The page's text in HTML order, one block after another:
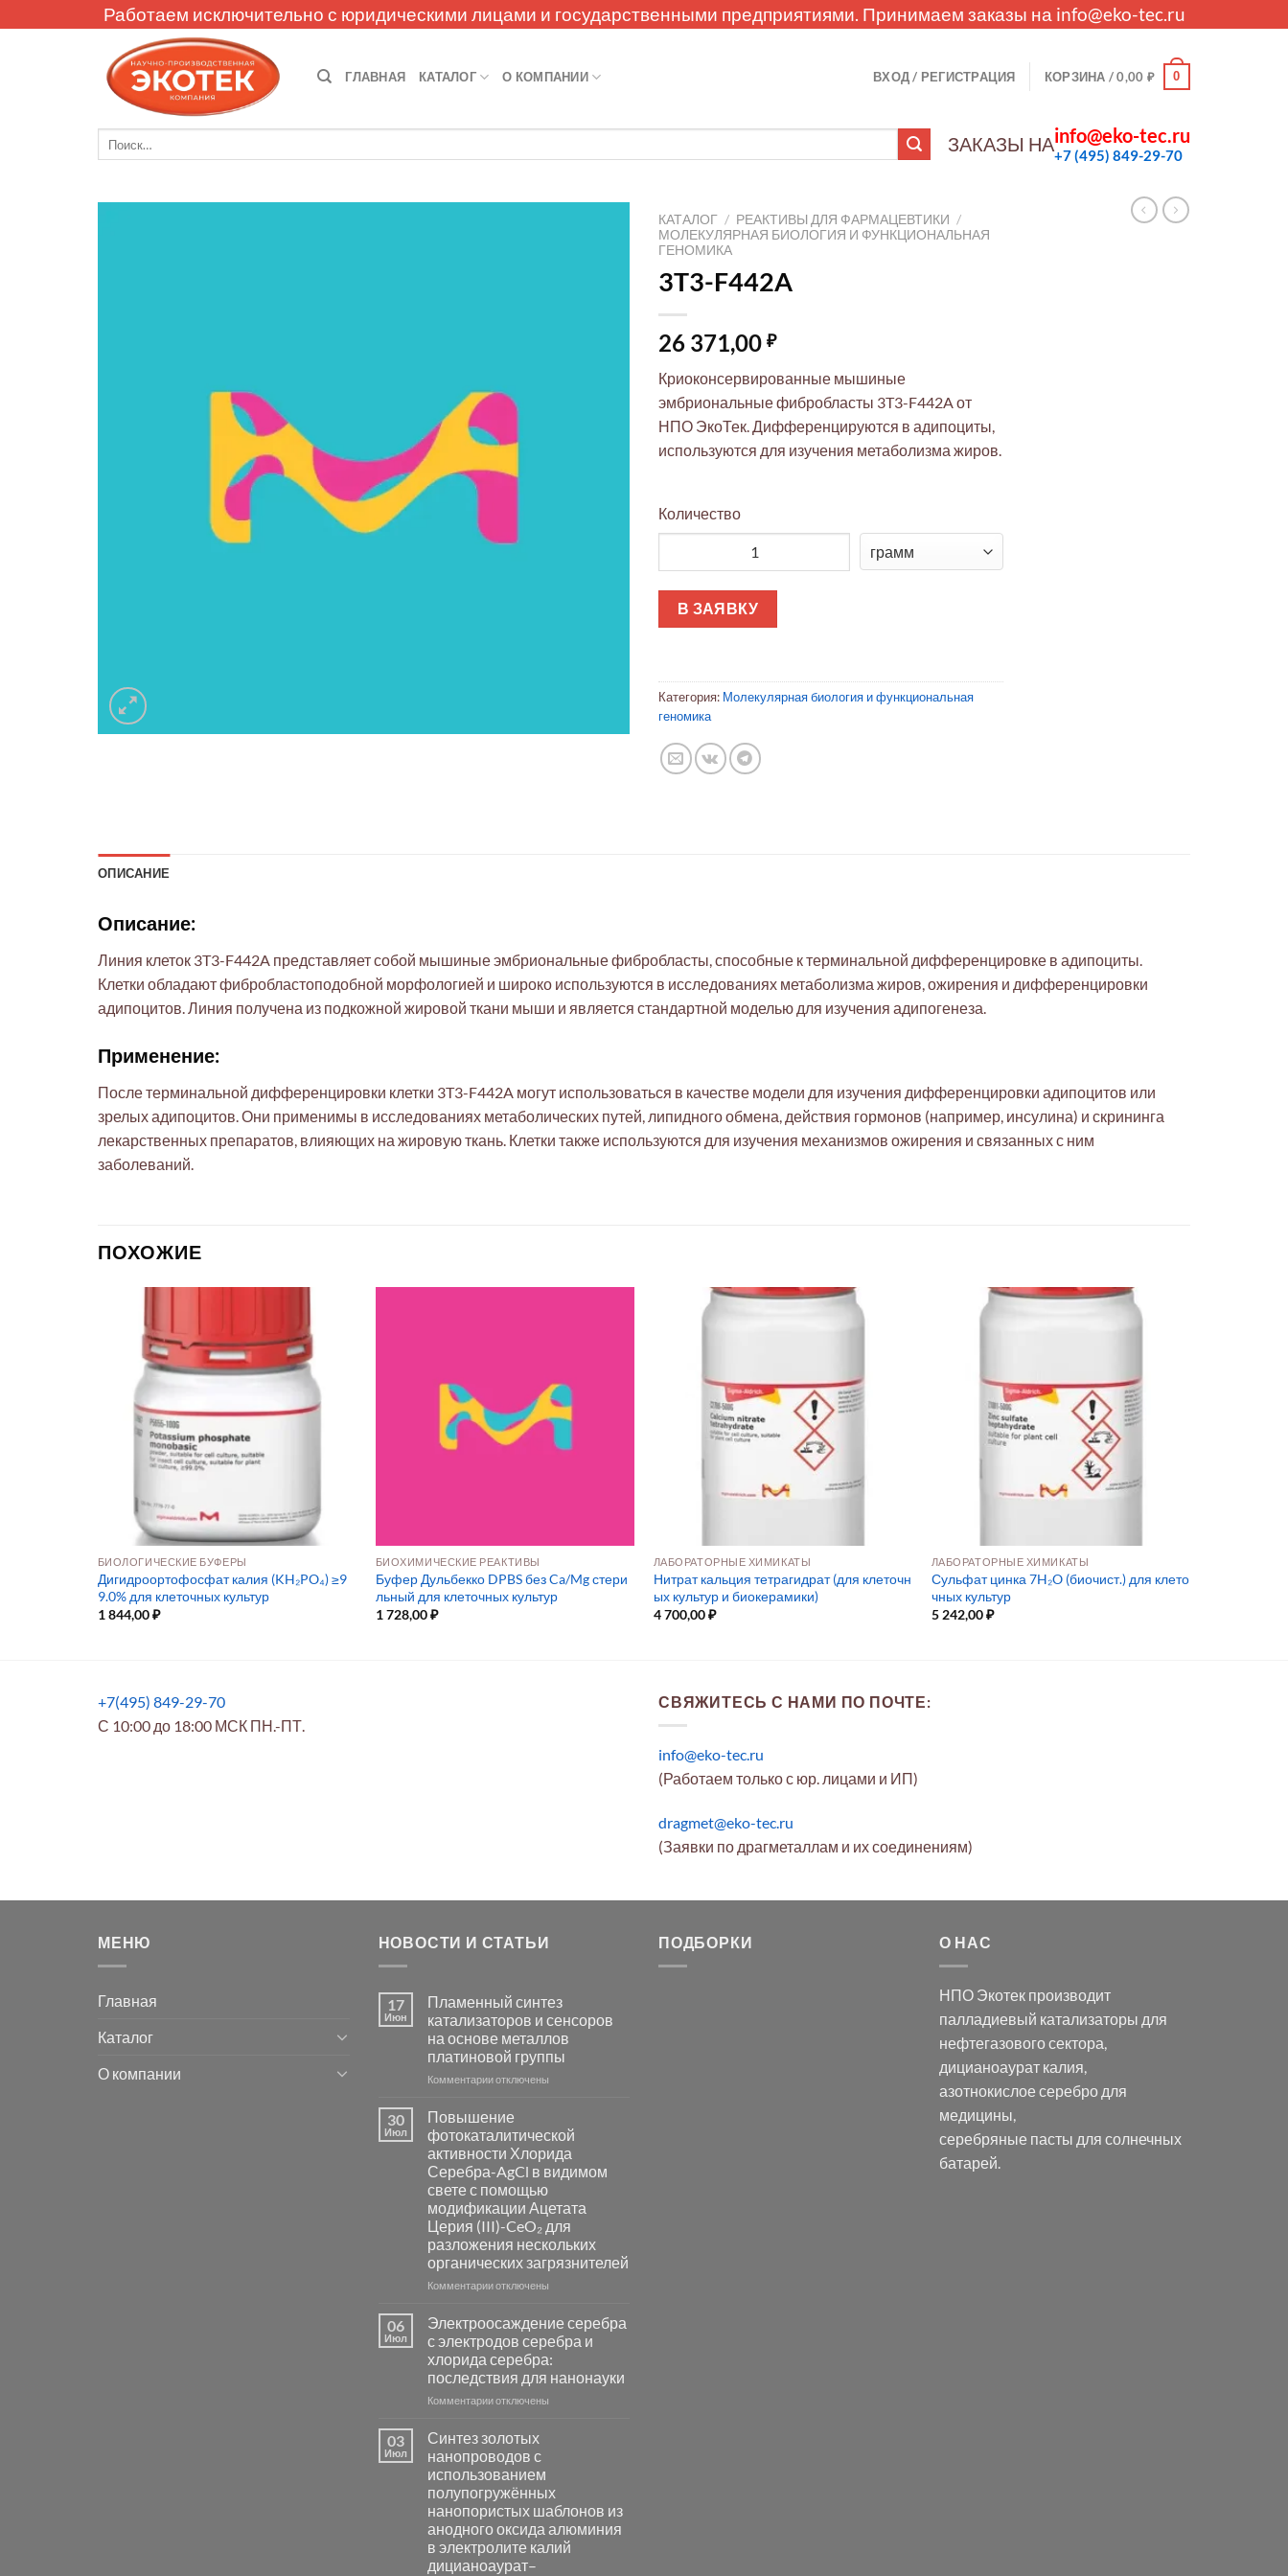
to
Работаем исключительно с юридическими лицами и государственными предприятиями. Принимаем заказы на info@eko-tec.ru
ГЛАВНАЯ КАТАЛОГ О КОМПАНИИ ВХОД / РЕГИСТРАЦИЯ КОРЗИНА /0,00 ₽ 0
ЗАКАЗЫ НАinfo@eko-tec.ru
+7 (495) 849-29-70
КАТАЛОГ / РЕАКТИВЫ ДЛЯ ФАРМАЦЕВТИКИ /
МОЛЕКУЛЯРНАЯ БИОЛОГИЯ И ФУНКЦИОНАЛЬНАЯ
ГЕНОМИКА
3T3-F442A
26 371,00 ₽
Криоконсервированные мышиные
эмбриональные фибробласты 3T3-F442A от
НПО ЭкоТек. Дифференцируются в адипоциты,
используются для изучения метаболизма жиров.
Количество
В ЗАЯВКУ
Категория: Молекулярная биология и функциональная
геномика
ОПИСАНИЕ
Описание:
Линия клеток 3T3-F442A представляет собой мышиные эмбриональные фибробласты, способные к терминальной дифференцировке в адипоциты.
Клетки обладают фибробластоподобной морфологией и широко используются в исследованиях метаболизма жиров, ожирения и дифференцировки
адипоцитов. Линия получена из подкожной жировой ткани мыши и является стандартной моделью для изучения адипогенеза.
Применение:
После терминальной дифференцировки клетки 3T3-F442A могут использоваться в качестве модели для изучения дифференцировки адипоцитов или
зрелых адипоцитов. Они применимы в исследованиях метаболических путей, липидного обмена, действия гормонов (например, инсулина) и скрининга
лекарственных препаратов, влияющих на жировую ткань. Клетки также используются для изучения механизмов ожирения и связанных с ним
заболеваний.
ПОХОЖИЕ
БИОЛОГИЧЕСКИЕ БУФЕРЫ
Дигидроортофосфат калия (KH₂PO₄) ≥9
9.0% для клеточных культур
1 844,00₽
БИОХИМИЧЕСКИЕ РЕАКТИВЫ
Буфер Дульбекко DPBS без Ca/Mg стери
льный для клеточных культур
1 728,00₽
ЛАБОРАТОРНЫЕ ХИМИКАТЫ
Нитрат кальция тетрагидрат (для клеточн
ых культур и биокерамики)
4 700,00₽
ЛАБОРАТОРНЫЕ ХИМИКАТЫ
Сульфат цинка 7H₂O (биочист.) для клето
чных культур
5 242,00₽
+7(495) 849-29-70
С 10:00 до 18:00 МСК ПН.-ПТ.
СВЯЖИТЕСЬ С НАМИ ПО ПОЧТЕ:
info@eko-tec.ru
(Работаем только с юр. лицами и ИП)
dragmet@eko-tec.ru
(Заявки по драгметаллам и их соединениям)
МЕНЮ
Главная
Каталог
О компании
НОВОСТИ И СТАТЬИ
17
Июн
Пламенный синтез
катализаторов и сенсоров
на основе металлов
платиновой группы
Комментариик
синтез
катализаторов
и
сенсоров
на
основе
металлов
платиновой
группы
отключены
30
Июл
Повышение
фотокаталитической
активности Хлорида
Серебра-AgCl в видимом
свете с помощью
модификации Ацетата
Церия (III)-CeO₂ для
разложения нескольких
органических загрязнителей
Комментариик
фотокаталитической
активности
Хлорида
Серебра-
AgCl
свете
с
помощью
модификации
Ацетата
Церия
(III)-
CeO₂
отключены
06
Июл
Электроосаждение серебра
с электродов серебра и
хлорида серебра:
последствия для нанонауки
Комментариик
серебра
с
электродов
серебра
и
хлорида
серебра:
последствия
отключены
03
Июл
Синтез золотых
нанопроводов с
использованием
полупогружённых
нанопористых шаблонов из
анодного оксида алюминия
в электролите калий
дицианоаурат–
ПОДБОРКИ О НАС
НПО Экотек производит
палладиевый катализаторы для
нефтегазового сектора,
дицианоаурат калия,
азотнокислое серебродля
медицины,
серебряные пасты для солнечных
батарей.